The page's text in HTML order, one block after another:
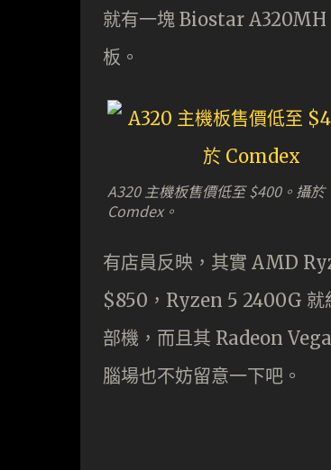
就有一塊 Biostar A320MH
板。
A320 主機板售價低至 $400。攝於
Comdex。
有店員反映，其實 AMD
$850，Ryzen 5 2400G 就
部機，而且其 Radeon
腦場也不妨留意一下吧。